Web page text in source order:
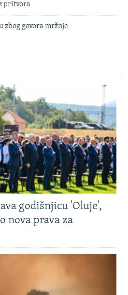
pritvora
govora mržnje
godišnjicu 'Oluje',
nova prava za